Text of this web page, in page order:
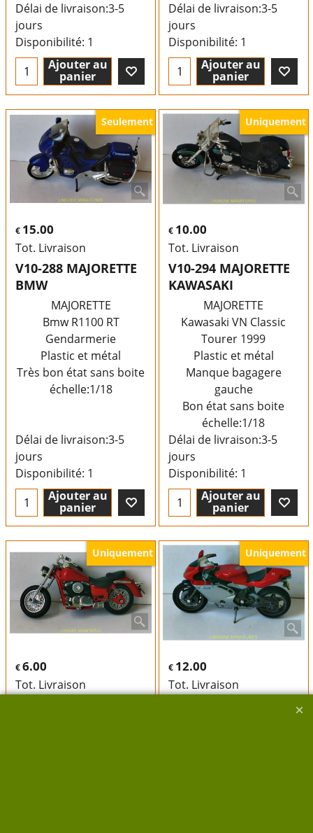
Délai de livraison:3-5
jours
Disponibilité: 1
Ajouter au
panier
Délai de livraison:3-5
jours
Disponibilité: 1
Ajouter au
panier
Seulement
€ 15.00
Tot. Livraison
V10-288 MAJORETTE
BMW
MAJORETTE
Bmw R1100 RT
Gendarmerie
Plastic et métal
Très bon état sans boite
échelle:1/18
Délai de livraison:3-5
jours
Disponibilité: 1
Ajouter au
panier
Uniquement
€ 10.00
Tot. Livraison
V10-294 MAJORETTE
KAWASAKI
MAJORETTE
Kawasaki VN Classic
Tourer 1999
Plastic et métal
Manque bagagere
gauche
Bon état sans boite
échelle:1/18
Délai de livraison:3-5
jours
Disponibilité: 1
Ajouter au
panier
Uniquement
€6.00
Tot. Livraison
Uniquement
€ 12.00
Tot. Livraison